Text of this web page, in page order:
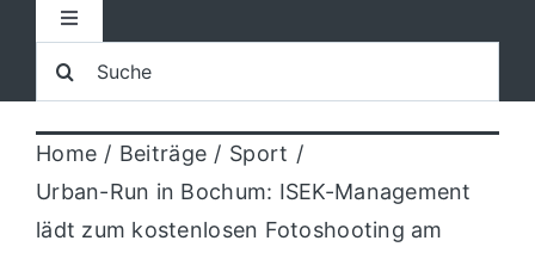
Toggle
Home
Lokal
Blaulicht
Suche
nach:
Home Beiträge
Sport
Urban-Run in Bochum: ISEK-Management
lädt zum kostenlosen Fotoshooting am